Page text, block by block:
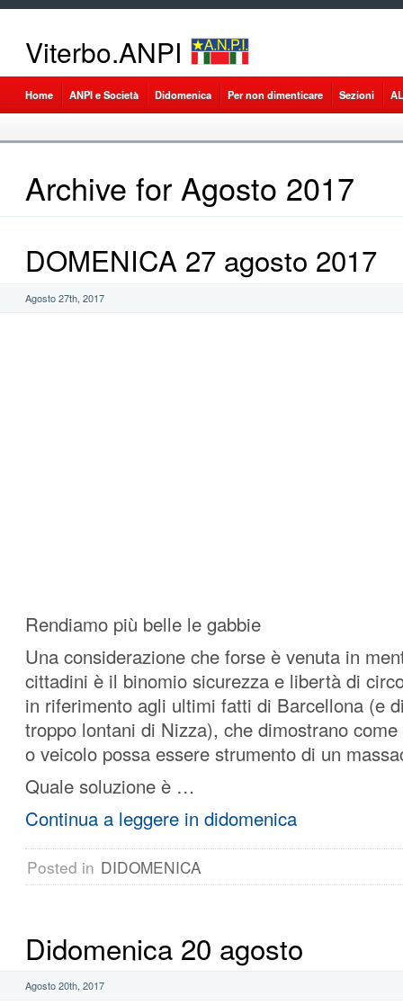
Viterbo.ANPI
Home ANPI e Società Didomenica Per non dimenticare Sezioni
Archive for Agosto 2017
DOMENICA 27 agosto 2017
Agosto 27th, 2017
Rendiamo più belle le gabbie
Una considerazione che forse è venuta in
cittadini è il binomio sicurezza e libertà di
in riferimento agli ultimi fatti di Barcellona (e
troppo lontani di Nizza), che dimostrano
o veicolo possa essere strumento di un
Quale soluzione è …
Continua a leggere in didomenica
Posted in DIDOMENICA
Didomenica 20 agosto
Agosto 20th, 2017